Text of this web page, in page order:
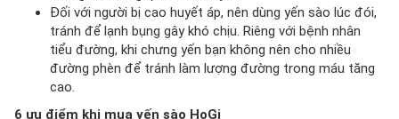
Đối với người bị cao huyết áp, nên dùng yến sào lúc đói,
tránh để lạnh bụng gây khó chịu. Riêng với bệnh nhân
tiểu đường, khi chưng yến bạn không nên cho nhiều
đường phèn để tránh làm lượng đường trong máu tăng
cao.
6 ưu điểm khi mua yến sào HoGi